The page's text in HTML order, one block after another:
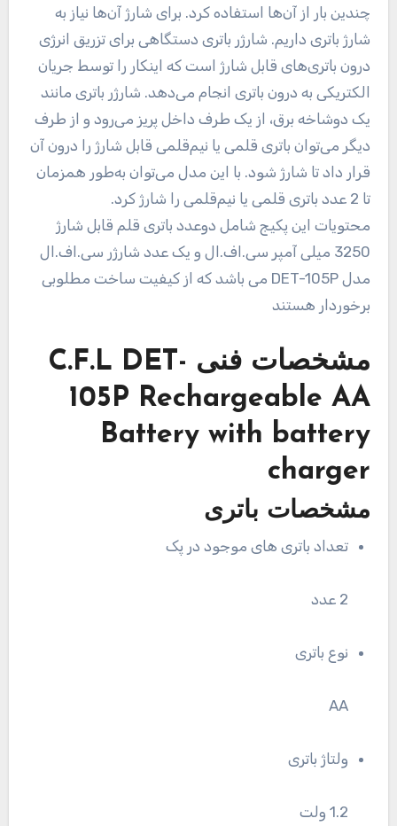
چندین بار از آن‌ها استفاده کرد. برای شارژ آن‌ها نیاز به
شارژ باتری داریم. شارژر باتری دستگاهی برای تزریق انرژی
درون باتری‌های قابل شارژ است که اینکار را توسط جریان
الکتریکی به درون باتری انجام می‌دهد. شارژر باتری مانند
یک دوشاخه برق، از یک طرف داخل پریز می‌رود و از طرف
دیگر می‌توان باتری قلمی یا نیم‌قلمی قابل شارژ را درون آن
قرار داد تا شارژ شود. با این مدل می‌توان به‌طور همزمان
تا 2 عدد باتری قلمی یا نیم‌قلمی را شارژ کرد.
محتویات این پکیج شامل دوعدد باتری قلم قابل شارژ
3250 میلی آمپر سی.اف.ال و یک عدد شارژر سی.اف.ال
مدل DET-105P می باشد که از کیفیت ساخت مطلوبی
برخوردار هستند
مشخصات فنی C.F.L DET-
105P Rechargeable AA
Battery with battery
charger
مشخصات باتری
تعداد باتری های موجود در پک
2 عدد
نوع باتری
AA
ولتاژ باتری
1.2 ولت